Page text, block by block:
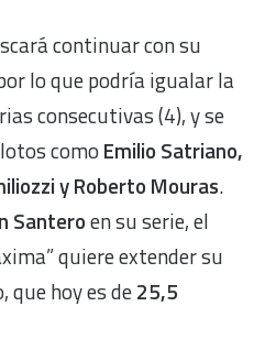
continuar con su
lo que podría igualar la
consecutivas (4), y se
como Emilio Satriano,
y Roberto Mouras.
Santeroen su serie, el
quiere extender su
que hoy es de25,5